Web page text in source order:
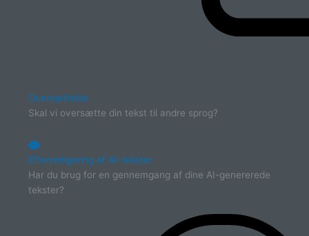
Oversættelse
Skal vi oversætte din tekst til andre sprog?
Efterredigering af AI-tekster
Har du brug for en gennemgang af dine AI-genererede
tekster?